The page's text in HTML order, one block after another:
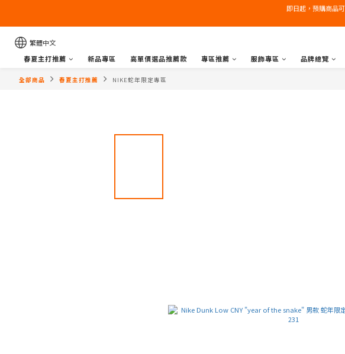
繁體中文
春夏主打推薦
新品專區 高單價選品推薦款 專區推薦 服飾專區 品牌總覽
全部商品 春夏主打推薦 NIKE蛇年限定專區